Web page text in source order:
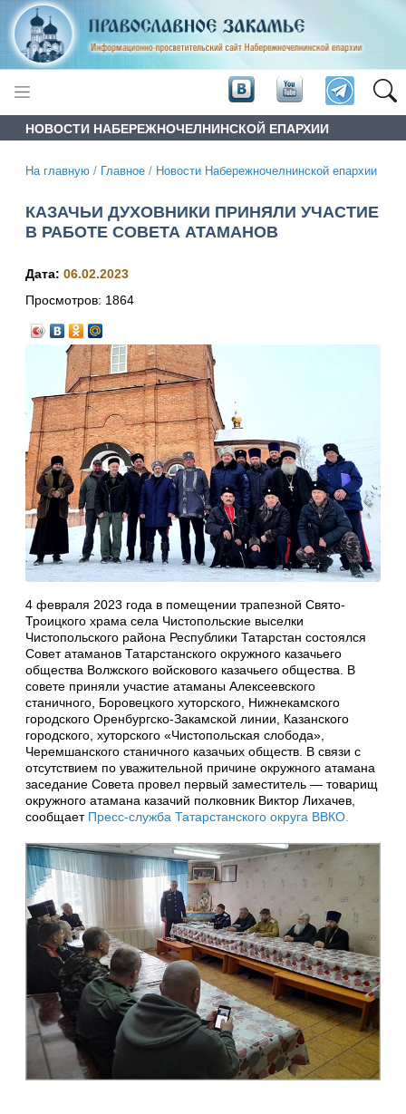
НОВОСТИ НАБЕРЕЖНОЧЕЛНИНСКОЙ ЕПАРХИИ
На главную / Главное / Новости Набережночелнинской епархии
КАЗАЧЬИ ДУХОВНИКИ ПРИНЯЛИ УЧАСТИЕ
В РАБОТЕ СОВЕТА АТАМАНОВ
Дата: 06.02.2023
Просмотров: 1864
4 февраля 2023 года в помещении трапезной Свято-
Троицкого храма села Чистопольские выселки
Чистопольского района Республики Татарстан состоялся
Совет атаманов Татарстанского окружного казачьего
общества Волжского войскового казачьего общества. В
совете приняли участие атаманы Алексеевского
станичного, Боровецкого хуторского, Нижнекамского
городского Оренбургско-Закамской линии, Казанского
городского, хуторского «Чистопольская слобода»,
Черемшанского станичного казачьих обществ. В связи с
отсутствием по уважительной причине окружного атамана
заседание Совета провел первый заместитель — товарищ
окружного атамана казачий полковник Виктор Лихачев,
сообщает Пресс-служба Татарстанского округа ВВКО.